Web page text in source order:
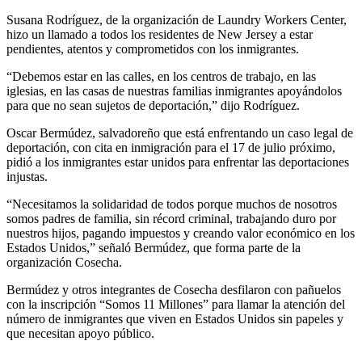
Susana Rodríguez, de la organización de Laundry Workers Center,
hizo un llamado a todos los residentes de New Jersey a estar
pendientes, atentos y comprometidos con los inmigrantes.
“Debemos estar en las calles, en los centros de trabajo, en las
iglesias, en las casas de nuestras familias inmigrantes apoyándolos
para que no sean sujetos de deportación,” dijo Rodríguez.
Oscar Bermúdez, salvadoreño que está enfrentando un caso legal de
deportación, con cita en inmigración para el 17 de julio próximo,
pidió a los inmigrantes estar unidos para enfrentar las deportaciones
injustas.
“Necesitamos la solidaridad de todos porque muchos de nosotros
somos padres de familia, sin récord criminal, trabajando duro por
nuestros hijos, pagando impuestos y creando valor económico en los
Estados Unidos,” señaló Bermúdez, que forma parte de la
organización Cosecha.
Bermúdez y otros integrantes de Cosecha desfilaron con pañuelos
con la inscripción “Somos 11 Millones” para llamar la atención del
número de inmigrantes que viven en Estados Unidos sin papeles y
que necesitan apoyo público.